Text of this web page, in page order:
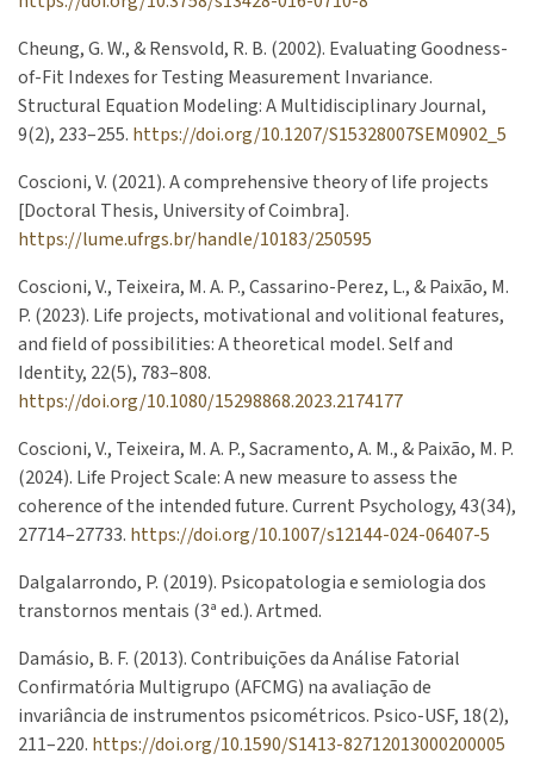
Cheung, G. W., & Rensvold, R. B. (2002). Evaluating Goodness-
of-Fit Indexes for Testing Measurement Invariance.
Structural Equation Modeling: A Multidisciplinary Journal,
9(2), 233–255. https://doi.org/10.1207/S15328007SEM0902_5
Coscioni, V. (2021). A comprehensive theory of life projects
[Doctoral Thesis, University of Coimbra].
https://lume.ufrgs.br/handle/10183/250595
Coscioni, V., Teixeira, M. A. P., Cassarino-Perez, L., & Paixão, M.
P. (2023). Life projects, motivational and volitional features,
and field of possibilities: A theoretical model. Self and
Identity, 22(5), 783–808.
https://doi.org/10.1080/15298868.2023.2174177
Coscioni, V., Teixeira, M. A. P., Sacramento, A. M., & Paixão, M. P.
(2024). Life Project Scale: A new measure to assess the
coherence of the intended future. Current Psychology, 43(34),
27714–27733. https://doi.org/10.1007/s12144-024-06407-5
Dalgalarrondo, P. (2019). Psicopatologia e semiologia dos
transtornos mentais (3ª ed.). Artmed.
Damásio, B. F. (2013). Contribuições da Análise Fatorial
Confirmatória Multigrupo (AFCMG) na avaliação de
invariância de instrumentos psicométricos. Psico-USF, 18(2),
211–220. https://doi.org/10.1590/S1413-82712013000200005